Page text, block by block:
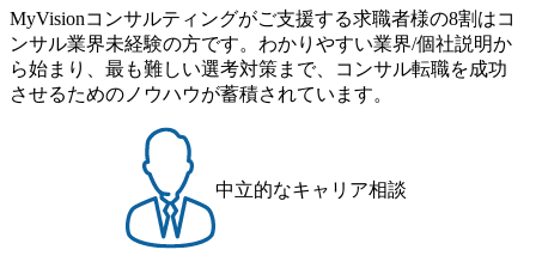
るコン
機能を
*経済
際関
貿易
ル危機管理体制の構築支援 ・
BCP策定、BCM体制構築・高
度化支援 ・危機対応マニュア
ル、エスカレーションルー
ル、意思決定プロセスの整備
・危機事象対応シミュレーシ
テークホルダー対応支援 ・品
質不正、労務問題、不正会
MyVisionコンサルティングがご支援する求職者様の8割はコ
ンサル業界未経験の方です。わかりやすい業界/個社説明か
ら始まり、最も難しい選考対策まで、コンサル転職を成功
させるためのノウハウが蓄積されています。
中立的なキャリア相談